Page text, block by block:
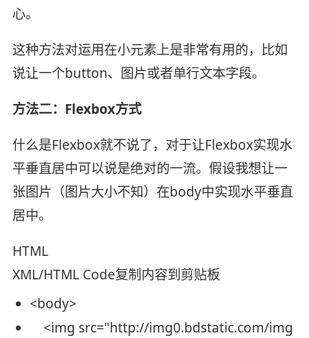
心。
这种方法对运用在小元素上是非常有用的，比如
说让一个button、图片或者单行文本字段。
方法二：Flexbox方式
什么是Flexbox就不说了，对于让Flexbox实现水
平垂直居中可以说是绝对的一流。假设我想让一
张图片（图片大小不知）在body中实现水平垂直
居中。
HTML
XML/HTML Code复制内容到剪贴板
<body>
<img src="http://img0.bdstatic.com/img